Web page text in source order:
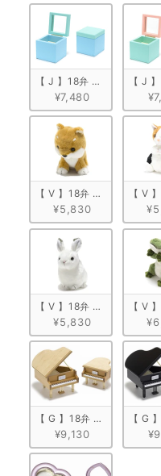
【 J 】18弁 キューブボッ
¥7,480
【 J
【 V 】18弁 ぬいぐるみオ
¥5,830
【 V
【 V 】18弁 ぬいぐるみオ
¥5,830
【 V
【 G 】18弁 木製グラン
¥9,130
【 G